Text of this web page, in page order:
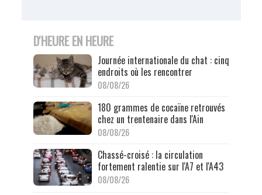
D'HEURE EN HEURE
Journée internationale du chat : cinq
endroits où les rencontrer
08/08/26
180 grammes de cocaïne retrouvés
chez un trentenaire dans l'Ain
08/08/26
Chassé-croisé : la circulation
fortement ralentie sur l'A7 et l'A43
08/08/26